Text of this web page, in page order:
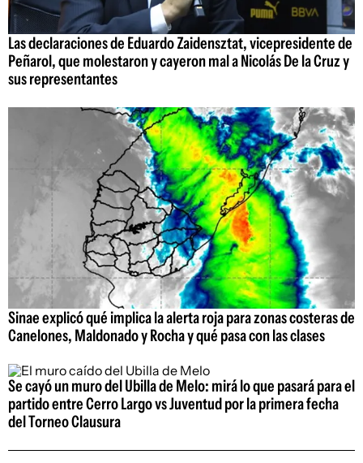
Las declaraciones de Eduardo Zaidensztat, vicepresidente de
Peñarol, que molestaron y cayeron mal a Nicolás De la Cruz y
sus representantes
Sinae explicó qué implica la alerta roja para zonas costeras de
Canelones, Maldonado y Rocha y qué pasa con las clases
Se cayó un muro del Ubilla de Melo: mirá lo que pasará para el
partido entre Cerro Largo vs Juventud por la primera fecha
del Torneo Clausura